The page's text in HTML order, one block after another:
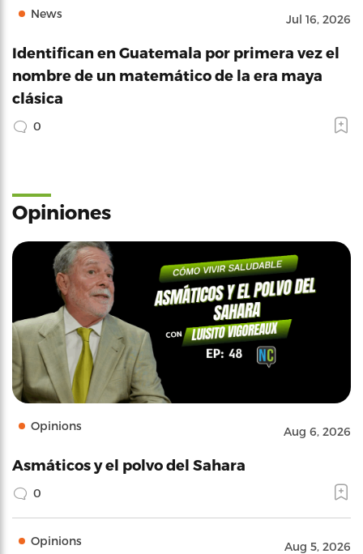
News Jul 16, 2026
Identifican en Guatemala por primera vez el
nombre de un matemático de la era maya
clásica
0
Opiniones
Opinions Aug 6, 2026
Asmáticos y el polvo del Sahara
0
Opinions Aug 5, 2026